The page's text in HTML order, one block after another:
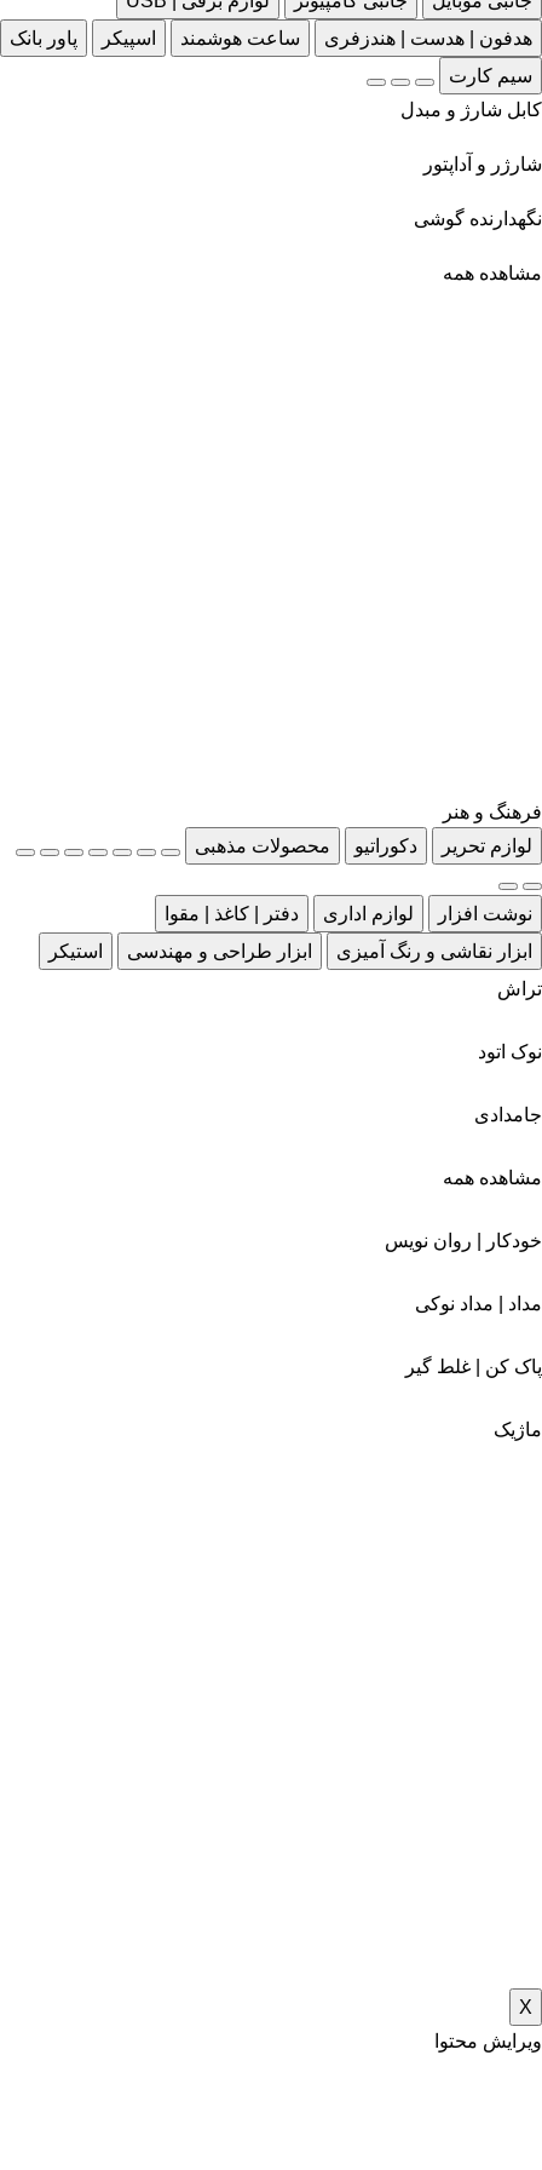
هدفون | هدست | هندزفری
ساعت هوشمند اسپیکر
پاور بانک
سیم کارت
کابل شارژ و مبدل
شارژر و آداپتور
نگهدارنده گوشی
مشاهده همه
فرهنگ و هنر
لوازم تحریر
دکوراتیو محصولات مذهبی
نوشت افزار لوازم اداری
دفتر | کاغذ | مقوا
ابزار نقاشی و رنگ آمیزی
ابزار طراحی و مهندسی
استیکر
تراش
نوک اتود
جامدادی
مشاهده همه
خودکار | روان نویس
مداد | مداد نوکی
پاک کن | غلط گیر
ماژیک
X
ویرایش محتوا